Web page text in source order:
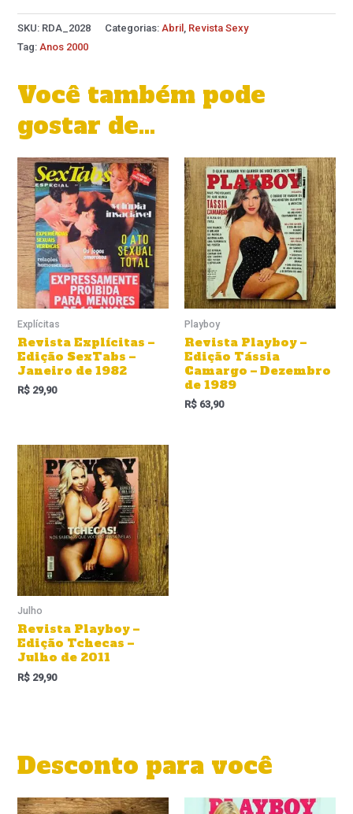
SKU: RDA_2028 Categorias:Abril , Revista Sexy
Tag:Anos 2000
Você também pode
gostar de…
Explícitas
Revista Explícitas –
Edição SexTabs –
Janeiro de 1982
R$ 29,90
Playboy
Revista Playboy –
Edição Tássia
Camargo – Dezembro
de 1989
R$ 63,90
Julho
Revista Playboy –
Edição Tchecas –
Julho de 2011
R$ 29,90
Desconto para você
O
O
O
O